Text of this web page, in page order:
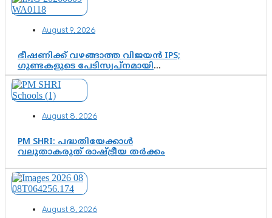
August 9, 2026
ഭീഷണിക്ക് വഴങ്ങാത്ത വിജയൻ IPS;
ഗുണ്ടകളുടെ പേടിസ്വപ്നമായി
കാർത്തിക്—ചെന്നിത്തലയുടെ ‘പവർ
ഹോം’ ഓപ്പറേഷനിൽ ആയങ്കി
കുടുങ്ങി!
August 8, 2026
PM SHRI: പദ്ധതിയേക്കാൾ
വലുതാകരുത് രാഷ്ട്രീയ തർക്കം
August 8, 2026